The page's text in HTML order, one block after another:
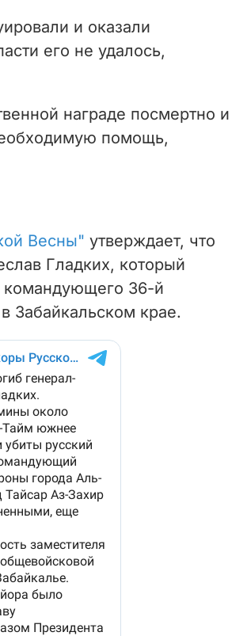
и оказали
его не удалось,
награде посмертно и
помощь,
Весны" утверждает, что
Гладких, который
командующего 36-й
Забайкальском крае.